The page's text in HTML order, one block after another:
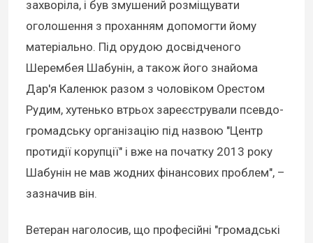
захворіла, і був змушений розміщувати
оголошення з проханням допомогти йому
матеріально. Під орудою досвідченого
Шерембея Шабунін, а також його знайома
Дар'я Каленюк разом з чоловіком Орестом
Рудим, хутенько втрьох зареєстрували псевдо-
громадську організацію під назвою "Центр
протидії корупції" і вже на початку 2013 року
Шабунін не мав жодних фінансових проблем", –
зазначив він.
Ветеран наголосив, що професійні "громадські